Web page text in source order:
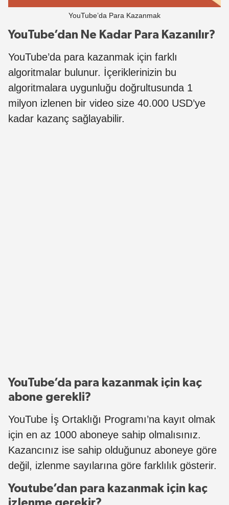
YouTube’da Para Kazanmak
YouTube’dan Ne Kadar Para Kazanılır?
YouTube’da para kazanmak için farklı
algoritmalar bulunur. İçeriklerinizin bu
algoritmalara uygunluğu doğrultusunda 1
milyon izlenen bir video size 40.000 USD’ye
kadar kazanç sağlayabilir.
YouTube’da para kazanmak için kaç
abone gerekli?
YouTube İş Ortaklığı Programı’na kayıt olmak
için en az 1000 aboneye sahip olmalısınız.
Kazancınız ise sahip olduğunuz aboneye göre
değil, izlenme sayılarına göre farklılık gösterir.
Youtube’dan para kazanmak için kaç